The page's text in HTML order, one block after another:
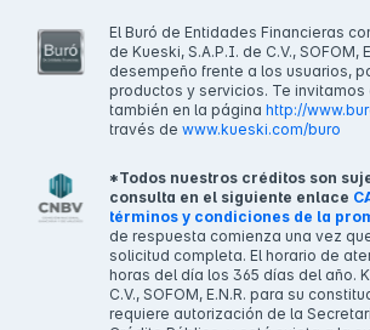
El Buró de Entidades Financieras
de Kueski, S.A.P.I. de C.V., SOFOM,
desempeño frente a los usuarios,
productos y servicios. Te invitamos
también en la página http://
través de www.kueski.com/buro
*Todos nuestros créditos son
consulta en el siguiente enlace
términos y condiciones de la
de respuesta comienza una vez
solicitud completa. El horario de
horas del día los 365 días del año.
C.V., SOFOM, E.N.R. para su
requiere autorización de la